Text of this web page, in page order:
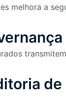
melhora a